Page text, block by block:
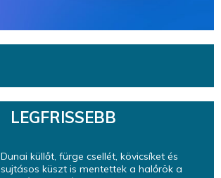
LEGFRISSEBB
Dunai küllőt, fürge csellét, kövicsíket és
sujtásos küszt is mentettek a halőrök a